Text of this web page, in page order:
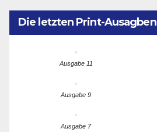
Die letzten Print-Ausagben
Ausgabe 11
Ausgabe 9
Ausgabe 7